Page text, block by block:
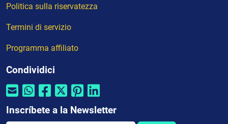
Politica sulla riservatezza
Termini di servizio
Programma affiliato
Condividici
Inscríbete a la Newsletter